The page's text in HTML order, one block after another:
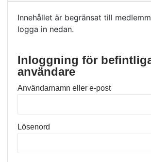
Innehållet är begränsat till
logga in nedan.
Inloggning för
användare
Användarnamn eller e-post
Lösenord